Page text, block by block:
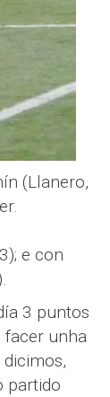
(Llanero,
e con
3 puntos
facer unha
partido